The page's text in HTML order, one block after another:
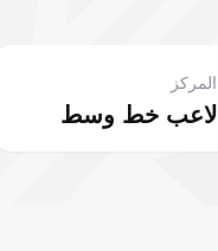
لاعب خط وسط
المركز